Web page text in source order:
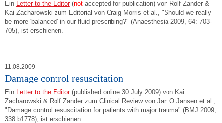
Ein Letter to the Editor(notaccepted for publication) von Rolf Zander &
Kai Zacharowski zum Editorial von Craig Morris et al., "Should we really
be more 'balanced' in our fluid prescribing?" (Anaesthesia 2009, 64: 703-
705), ist erschienen.
11.08.2009
Damage control resuscitation
Ein Letter to the Editor(published online 30 July 2009) von Kai
Zacharowski & Rolf Zander zum Clinical Review von Jan O Jansen et al.,
"Damage control resuscitation for patients with major trauma" (BMJ 2009;
338:b1778), ist erschienen.